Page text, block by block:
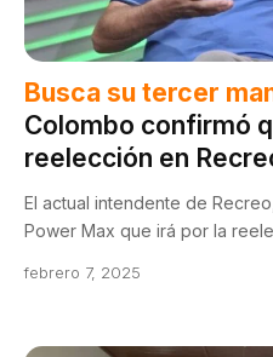
Busca su tercer
Colombo confirmó
reelección en
El actual intendente de
Power Max que irá por la
febrero 7, 2025